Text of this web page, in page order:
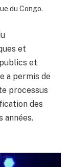
du Congo.
et
et
a permis de
processus
des
années.